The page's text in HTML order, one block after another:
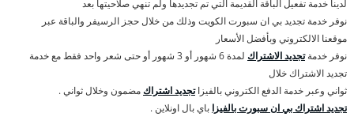
لدينا خدمة تفعيل الباقة القديمة التي تم تجديدها ولم تنهي صلاحيتها بعد
نوفر خدمة تجديد بي ان سبورت الكويت وذلك من خلال حجز الرسيفر والباقة عبر
موقعنا الالكتروني وبأفضل الأسعار
نوفر خدمةتجديد الاشتراك
لمدة 6 شهور أو 3 شهور أو حتى شعر واحد فقط مع خدمة
تجديد الاشتراك خلال
ثواني وعبر خدمة الدفع الكتروني بالفيزاتجديد اشتراك مضمون وخلال ثواني .
تجديد اشتراك بي ان سبورت بالفيزا باي بال اونلاين .